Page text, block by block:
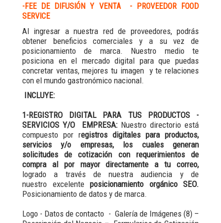
-FEE DE DIFUSIÓN Y VENTA - PROVEEDOR FOOD
SERVICE
Al ingresar a nuestra red de proveedores, podrás
obtener beneficios comerciales y a su vez de
posicionamiento de marca. Nuestro medio te
posiciona en el mercado digital para que puedas
concretar ventas, mejores tu imagen y te relaciones
con el mundo gastronómico nacional.
INCLUYE:
1-REGISTRO DIGITAL PARA TUS PRODUCTOS -
SERVICIOS Y/O EMPRESA: Nuestro directorio está
compuesto por registros digitales para productos,
servicios y/o empresas, los cuales generan
solicitudes de cotización con requerimientos de
compra al por mayor directamente a tu correo,
logrado a través de nuestra audiencia y de
nuestro excelenteposicionamiento orgánico SEO.
Posicionamiento de datos y de marca.
Logo - Datos de contacto - Galería de Imágenes (8) –